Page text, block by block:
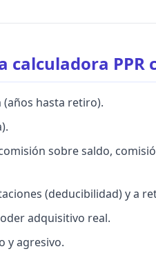
calculadora PPR
hasta retiro).
sobre saldo,
(deducibilidad) y a
adquisitivo real.
y agresivo.